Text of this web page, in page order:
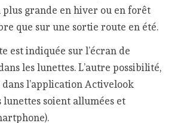
plus grande en hiver ou en forêt
que sur une sortie route en été.
est indiquée sur l’écran de
les lunettes. L’autre possibilité,
dans l’application Activelook
lunettes soient allumées et